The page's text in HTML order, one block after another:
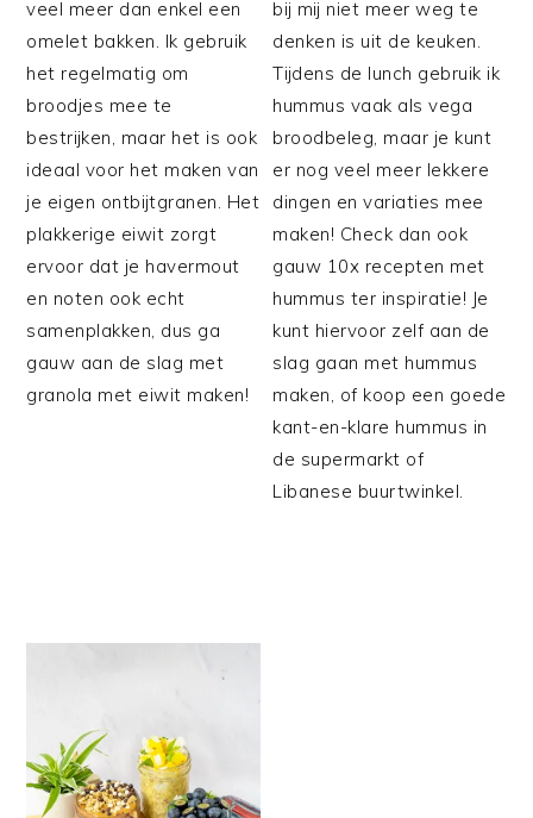
veel meer dan enkel een
omelet bakken. Ik gebruik
het regelmatig om
broodjes mee te
bestrijken, maar het is ook
ideaal voor het maken van
je eigen ontbijtgranen. Het
plakkerige eiwit zorgt
ervoor dat je havermout
en noten ook echt
samenplakken, dus ga
gauw aan de slag met
granola met eiwit maken!
bij mij niet meer weg te
denken is uit de keuken.
Tijdens de lunch gebruik ik
hummus vaak als vega
broodbeleg, maar je kunt
er nog veel meer lekkere
dingen en variaties mee
maken! Check dan ook
gauw 10x recepten met
hummus ter inspiratie! Je
kunt hiervoor zelf aan de
slag gaan met hummus
maken, of koop een goede
kant-en-klare hummus in
de supermarkt of
Libanese buurtwinkel.